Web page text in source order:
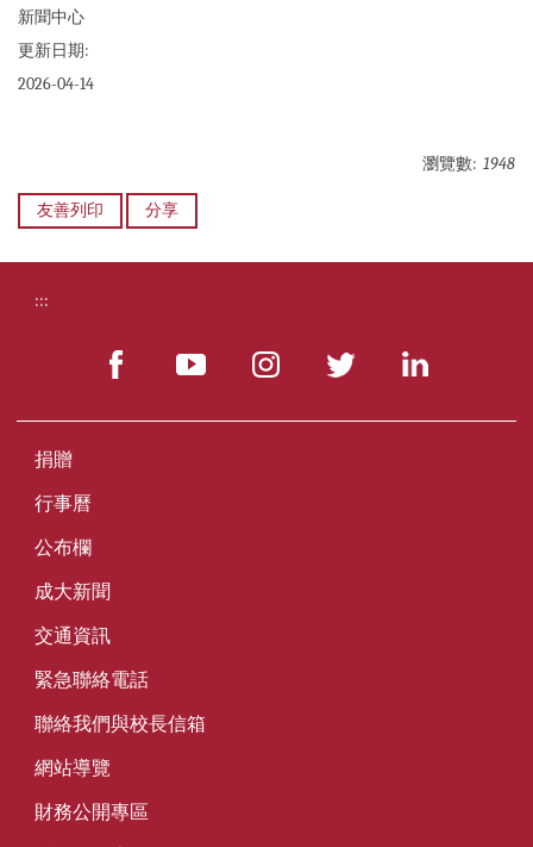
新聞中心
更新日期:
2026-04-14
瀏覽數: 1948
友善列印 分享
:::
捐贈
行事曆
公布欄
成大新聞
交通資訊
緊急聯絡電話
聯絡我們與校長信箱
網站導覽
財務公開專區